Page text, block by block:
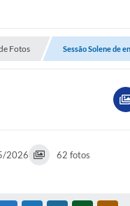
Fotos Sessão Solene de
2026 62 fotos